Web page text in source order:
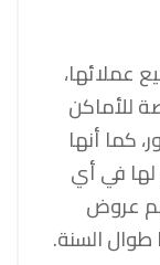
عملائها،
للأماكن
كما أنها
لها في أي
عروض
السنة.